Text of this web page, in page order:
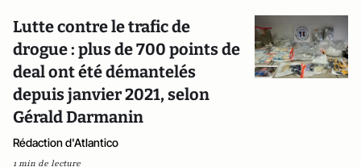
Lutte contre le trafic de
drogue : plus de 700 points de
deal ont été démantelés
depuis janvier 2021, selon
Gérald Darmanin
Rédaction d'Atlantico
1 min de lecture